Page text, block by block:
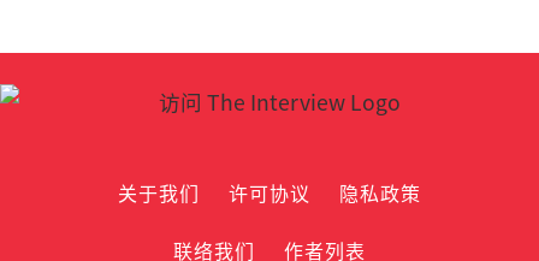
关于我们 许可协议
隐私政策
联络我们
作者列表